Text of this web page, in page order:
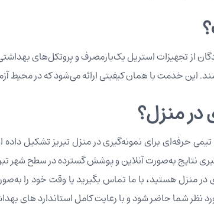
از تجهیزات استریل یک‌بارمصرف و پروتکل‌های
این خدمت با همان کیفیتی ارائه می‌شود که در محیط
در منزل؟
تیمی حرفه‌ای برای نمونه‌گیری در منزل تبریز تشکیل
منزل هستید، با ما تماس بگیرید یا وقت خود را
نظر شما حاضر شود و با رعایت کامل استاندارد های